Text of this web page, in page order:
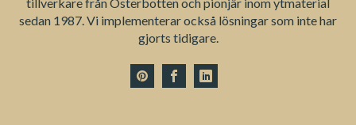
tillverkare från Österbotten och pionjär inom ytmaterial
sedan 1987. Vi implementerar också lösningar som inte har
gjorts tidigare.